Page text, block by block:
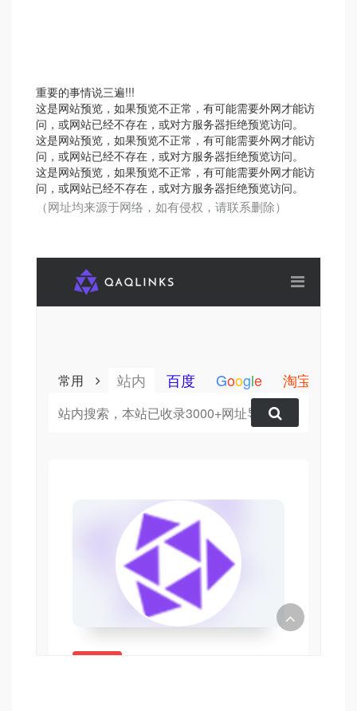
重要的事情说三遍!!!
这是网站预览，如果预览不正常，有可能需要外网才能访
问，或网站已经不存在，或对方服务器拒绝预览访问。
这是网站预览，如果预览不正常，有可能需要外网才能访
问，或网站已经不存在，或对方服务器拒绝预览访问。
这是网站预览，如果预览不正常，有可能需要外网才能访
问，或网站已经不存在，或对方服务器拒绝预览访问。
（网址均来源于网络，如有侵权，请联系删除）